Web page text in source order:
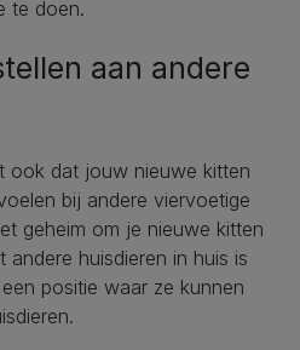
te doen.
aan andere
ook dat jouw nieuwe kitten
bij andere viervoetige
geheim om je nieuwe kitten
andere huisdieren in huis is
positie waar ze kunnen